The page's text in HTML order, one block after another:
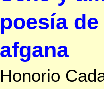
poesía
afgana
Honorio